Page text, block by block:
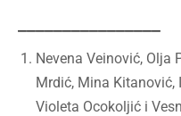
Nevena Veinović, Olja
Mrdić, Mina
Violeta Ocokoljić i